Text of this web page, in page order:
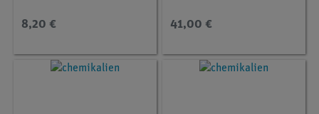
8,20 € 41,00 €